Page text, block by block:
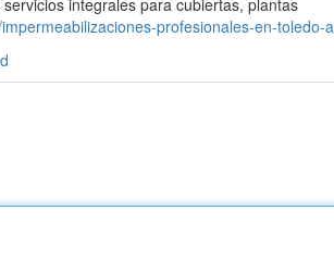
integrales para cubiertas, plantas
profesionales-en-